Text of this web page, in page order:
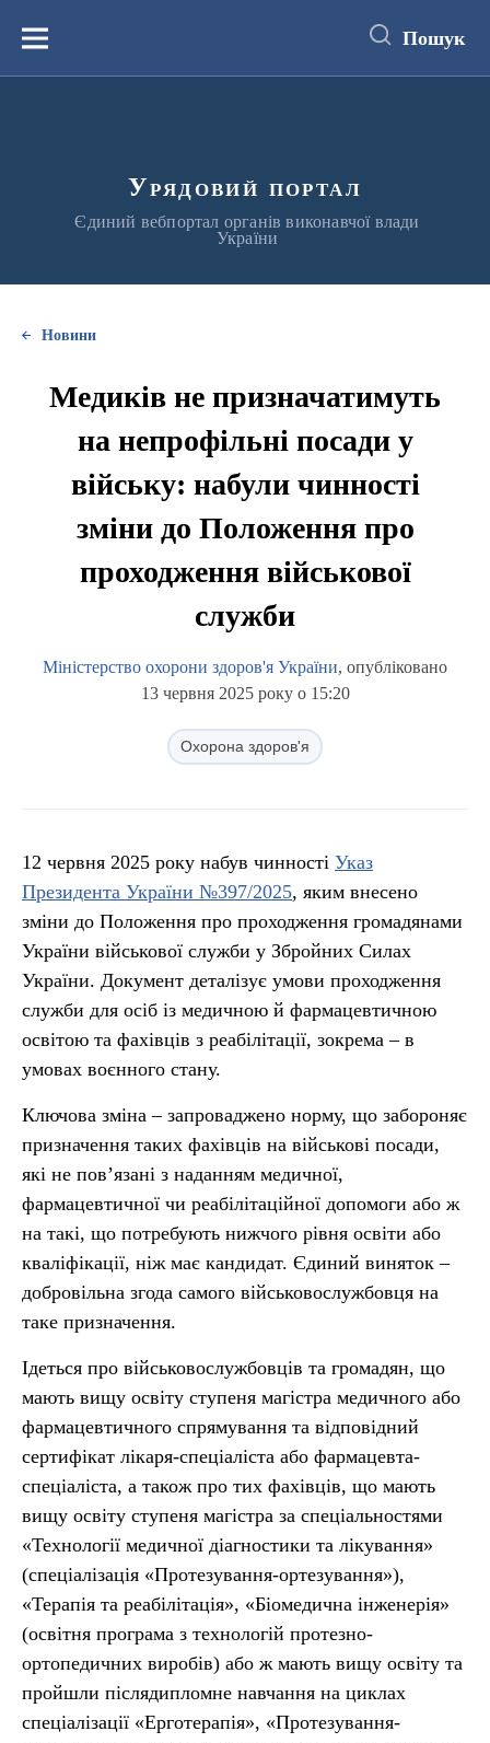
вмістуМеню Пошук
Урядовий портал
Єдиний вебпортал органів виконавчої влади
України
Новини
Медиків не призначатимуть
на непрофільні посади у
війську: набули чинності
зміни до Положення про
проходження військової
служби
Міністерство охорони здоров'я України, опубліковано
13 червня 2025 року о 15:20
Охорона здоров'я
12 червня 2025 року набув чинності Указ
Президента України №397/2025, яким внесено
зміни до Положення про проходження громадянами
України військової служби у Збройних Силах
України. Документ деталізує умови проходження
служби для осіб із медичною й фармацевтичною
освітою та фахівців з реабілітації, зокрема – в
умовах воєнного стану.
Ключова зміна – запроваджено норму, що забороняє
призначення таких фахівців на військові посади,
які не пов’язані з наданням медичної,
фармацевтичної чи реабілітаційної допомоги або ж
на такі, що потребують нижчого рівня освіти або
кваліфікації, ніж має кандидат. Єдиний виняток –
добровільна згода самого військовослужбовця на
таке призначення.
Ідеться про військовослужбовців та громадян, що
мають вищу освіту ступеня магістра медичного або
фармацевтичного спрямування та відповідний
сертифікат лікаря-спеціаліста або фармацевта-
спеціаліста, а також про тих фахівців, що мають
вищу освіту ступеня магістра за спеціальностями
«Технології медичної діагностики та лікування»
(спеціалізація «Протезування-ортезування»),
«Терапія та реабілітація», «Біомедична інженерія»
(освітня програма з технологій протезно-
ортопедичних виробів) або ж мають вищу освіту та
пройшли післядипломне навчання на циклах
спеціалізації «Ерготерапія», «Протезування-